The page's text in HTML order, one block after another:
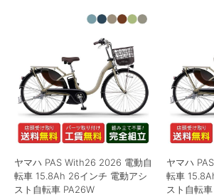
ヤマハ PAS With26 2026 電動自
転車 15.8Ah 26インチ 電動アシ
スト自転車 PA26W
ヤマハ
転車
スト自転